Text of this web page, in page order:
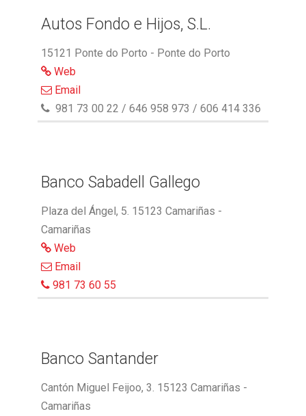
Autos Fondo e Hijos, S.L.
15121 Ponte do Porto - Ponte do Porto
Web
Email
981 73 00 22 / 646 958 973 / 606 414 336
Banco Sabadell Gallego
Plaza del Ángel, 5. 15123 Camariñas -
Camariñas
Web
Email
981 73 60 55
Banco Santander
Cantón Miguel Feijoo, 3. 15123 Camariñas -
Camariñas